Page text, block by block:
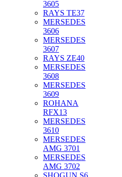
3605
RAYS TE37
MERSEDES
3606
MERSEDES
3607
RAYS ZE40
MERSEDES
3608
MERSEDES
3609
ROHANA
RFX13
MERSEDES
3610
MERSEDES
AMG 3701
MERSEDES
AMG 3702
SHOGUN S6